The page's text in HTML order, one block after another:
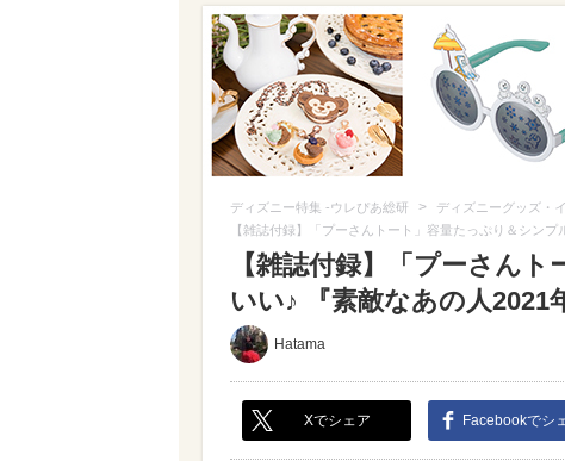
ディズニー特集 -ウレぴあ総研 > ディズニーグッズ・
【雑誌付録】「プーさんトート」容量たっぷり＆シンプ
【雑誌付録】「プーさん
いい♪ 『素敵なあの人2021
Hatama
Xでシェア Facebookでシ